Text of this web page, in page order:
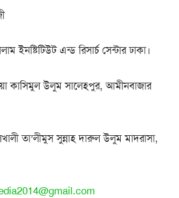
ইনষ্টিটিউট এন্ড রিসার্চ সেন্টার ঢাকা।
কাসিমুল উলুম সালেহপুর, আমীনবাজার
তা’লীমুস সুন্নাহ দারুল উলুম মাদরাসা,